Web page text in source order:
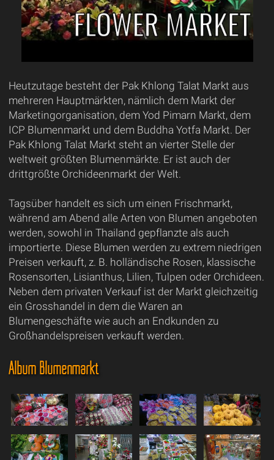
Heutzutage besteht der Pak Khlong Talat Markt aus
mehreren Hauptmärkten, nämlich dem Markt der
Marketingorganisation, dem Yod Pimarn Markt, dem
ICP Blumenmarkt und dem Buddha Yotfa Markt. Der
Pak Khlong Talat Markt steht an vierter Stelle der
weltweit größten Blumenmärkte. Er ist auch der
drittgrößte Orchideenmarkt der Welt.
Tagsüber handelt es sich um einen Frischmarkt,
während am Abend alle Arten von Blumen angeboten
werden, sowohl in Thailand gepflanzte als auch
importierte. Diese Blumen werden zu extrem niedrigen
Preisen verkauft, z. B. holländische Rosen, klassische
Rosensorten, Lisianthus, Lilien, Tulpen oder Orchideen.
Neben dem privaten Verkauf ist der Markt gleichzeitig
ein Grosshandel in dem die Waren an
Blumengeschäfte wie auch an Endkunden zu
Großhandelspreisen verkauft werden.
Album Blumenmarkt